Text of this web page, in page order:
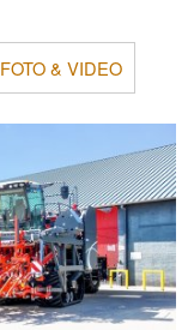
FOTO & VIDEO